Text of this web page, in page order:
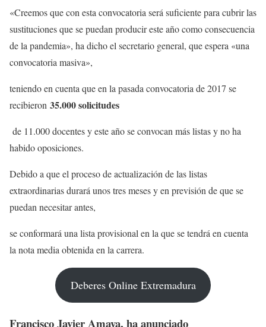
«Creemos que con esta convocatoria será suficiente para cubrir las
sustituciones que se puedan producir este año como consecuencia
de la pandemia», ha dicho el secretario general, que espera «una
convocatoria masiva»,
teniendo en cuenta que en la pasada convocatoria de 2017 se
recibieron 35.000 solicitudes
de 11.000 docentes y este año se convocan más listas y no ha
habido oposiciones.
Debido a que el proceso de actualización de las listas
extraordinarias durará unos tres meses y en previsión de que se
puedan necesitar antes,
se conformará una lista provisional en la que se tendrá en cuenta
la nota media obtenida en la carrera.
Deberes Online Extremadura
Francisco Javier Amaya, ha anunciado